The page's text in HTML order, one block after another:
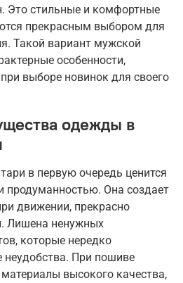
Это стильные и комфортные
прекрасным выбором для
Такой вариант мужской
особенности,
выборе новинок для своего
одежды в
в первую очередь ценится
продуманностью. Она создает
движении, прекрасно
Лишена ненужных
которые нередко
неудобства. При пошиве
высокого качества,